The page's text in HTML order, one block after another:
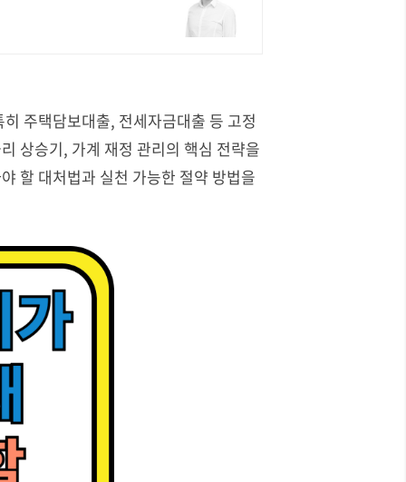
주택담보대출, 전세자금대출 등 고정
상승기, 가계 재정 관리의 핵심 전략을
할 대처법과 실천 가능한 절약 방법을